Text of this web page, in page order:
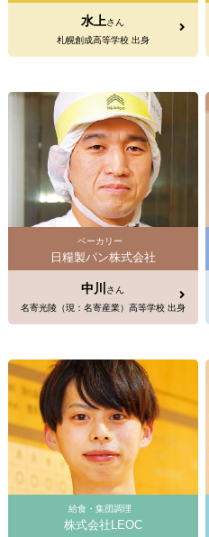
水上さん
札幌創成高等学校 出身
ベーカリー
日糧製パン株式会社
中川 さん
名寄光陵（現：名寄産業）高等学校 出身
給食・集団調理
株式会社LEOC